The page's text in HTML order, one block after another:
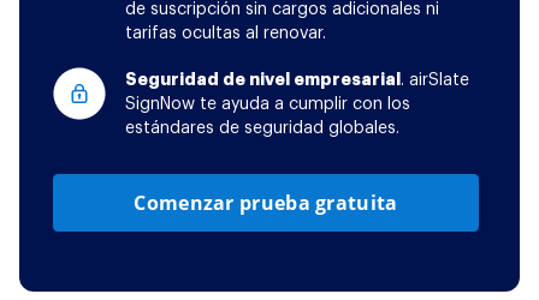
de suscripción sin cargos adicionales ni
tarifas ocultas al renovar.
Seguridad de nivel empresarial . airSlate
SignNow te ayuda a cumplir con los
estándares de seguridad globales.
Comenzar prueba gratuita